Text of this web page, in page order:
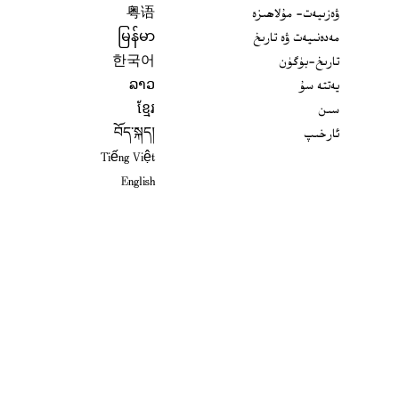
ۋەزىيەت- مۇلاھىزە
مەدەنىيەت ۋە تارىخ
تارىخ-بۈگۈن
يەتتە سۇ
سىن
ئارخىپ
粤语
မြန်မာ
한국어
ລາວ
ខ្មែរ
བོད་སྐད།
Tiếng Việt
English